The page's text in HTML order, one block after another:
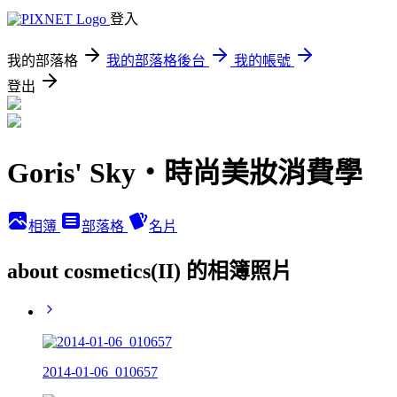
登入
我的部落格 我的部落格後台
我的帳號
登出
Goris' Sky‧時尚美妝消費學
相簿 部落格 名片
about cosmetics(II) 的相簿照片
2014-01-06_010657